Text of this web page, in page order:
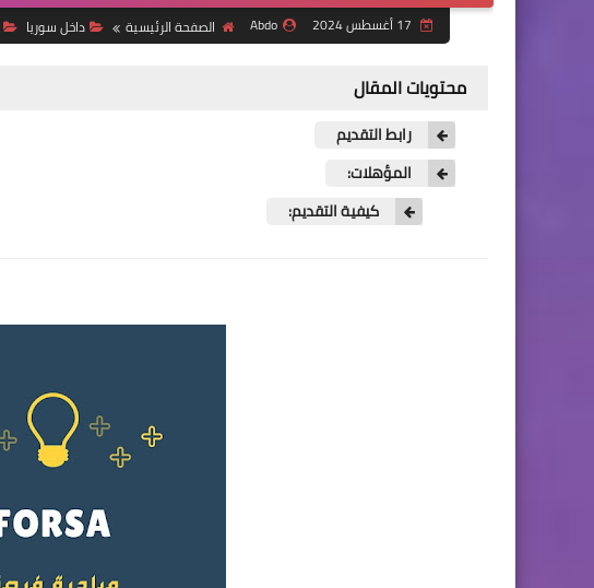
Abdo الصفحة الرئيسية داخل سوريا
محتويات المقال
رابط التقديم
المؤهلات:
كيفية التقديم: